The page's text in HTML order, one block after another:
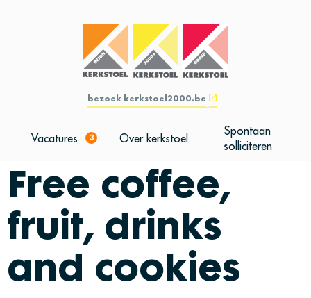
bezoek kerkstoel2000.be
Vacatures 3 Over kerkstoel
Spontaan
solliciteren
Free coffee,
fruit, drinks
and cookies